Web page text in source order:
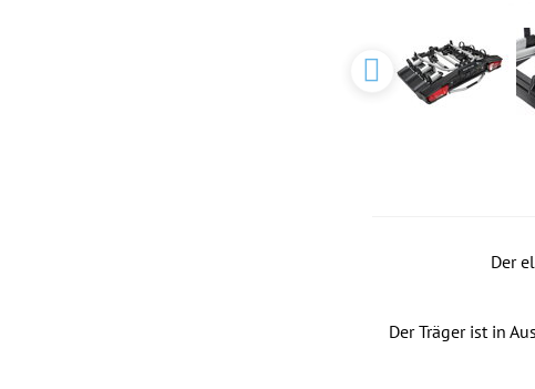
Der
Der Träger ist in